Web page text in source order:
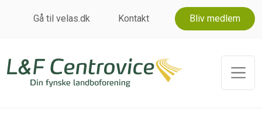
Gå til velas.dk Kontakt Bliv medlem